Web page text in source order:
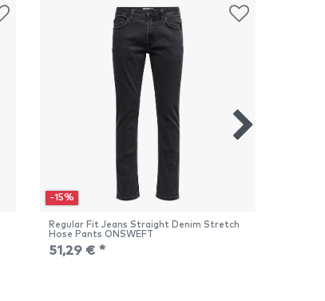
-15%
Regular Fit Jeans Straight Denim Stretch
Hose Pants ONSWEFT
51,29 € *